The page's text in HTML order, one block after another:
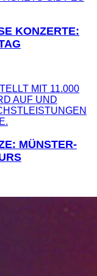
KONZERTE: S
MÜNSTER-